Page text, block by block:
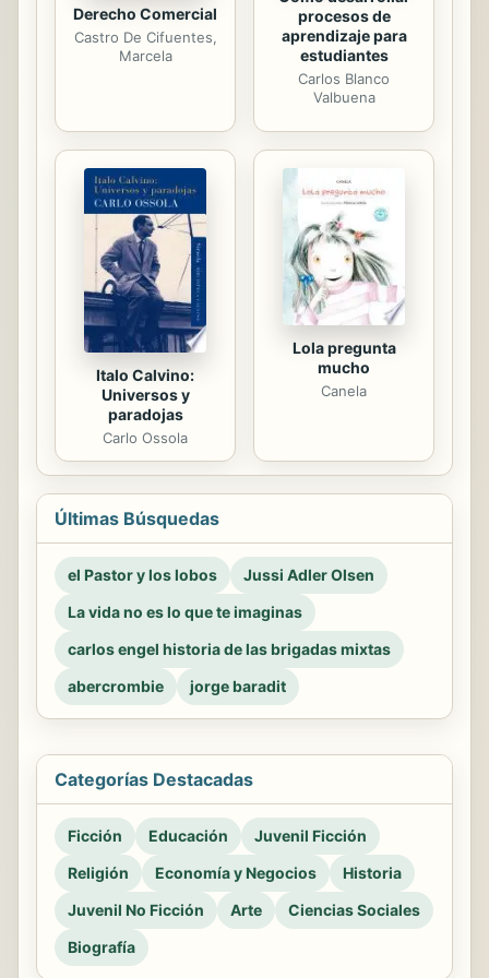
Derecho Comercial
Castro De Cifuentes,
Marcela
procesos de
aprendizaje para
estudiantes
Carlos Blanco
Valbuena
Italo Calvino:
Universos y
paradojas
Carlo Ossola
Lola pregunta
mucho
Canela
Últimas Búsquedas
el Pastor y los lobos
Jussi Adler Olsen
La vida no es lo que te imaginas
carlos engel historia de las brigadas mixtas
abercrombie
jorge baradit
Categorías Destacadas
Ficción Educación
Juvenil Ficción
Religión
Economía y Negocios
Historia
Juvenil No Ficción
Arte
Ciencias Sociales
Biografía